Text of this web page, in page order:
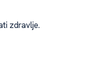
zdravlje.